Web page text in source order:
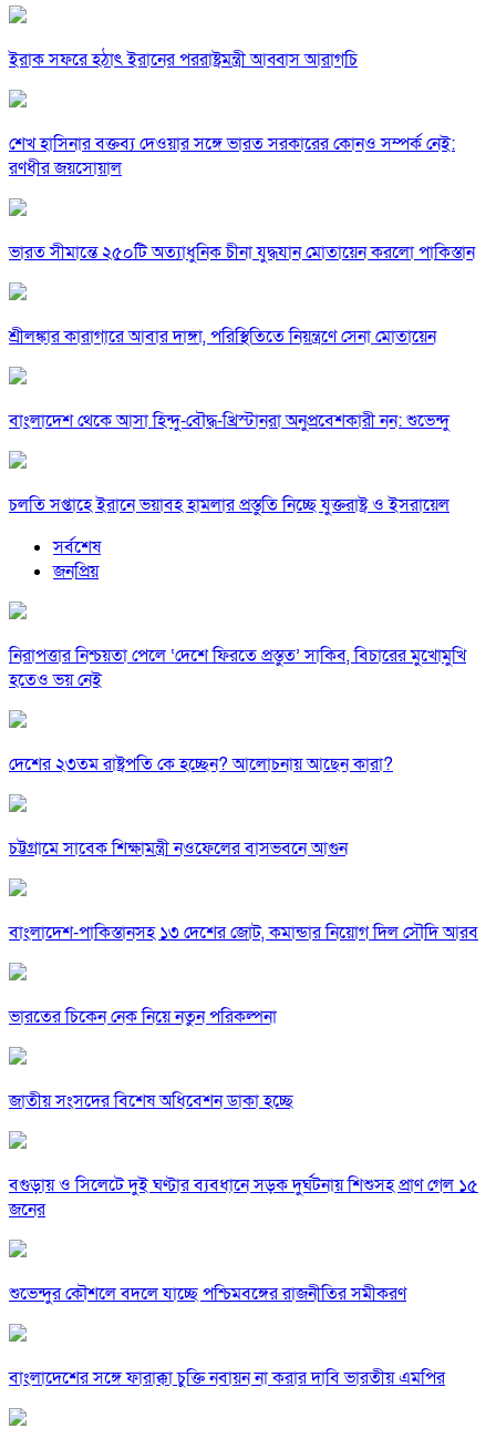
ইরাক সফরে হঠাৎ ইরানের পররাষ্ট্রমন্ত্রী আব্বাস আরাগচি
শেখ হাসিনার বক্তব্য দেওয়ার সঙ্গে ভারত সরকারের কোনও সম্পর্ক নেই:
রণধীর জয়সোয়াল
ভারত সীমান্তে ২৫০টি অত্যাধুনিক চীনা যুদ্ধযান মোতায়েন করলো পাকিস্তান
শ্রীলঙ্কার কারাগারে আবার দাঙ্গা, পরিস্থিতিতে নিয়ন্ত্রণে সেনা মোতায়েন
বাংলাদেশ থেকে আসা হিন্দু-বৌদ্ধ-খ্রিস্টানরা অনুপ্রবেশকারী নন: শুভেন্দু
চলতি সপ্তাহে ইরানে ভয়াবহ হামলার প্রস্তুতি নিচ্ছে যুক্তরাষ্ট্র ও ইসরায়েল
সর্বশেষ
জনপ্রিয়
নিরাপত্তার নিশ্চয়তা পেলে ‘দেশে ফিরতে প্রস্তুত’ সাকিব, বিচারের মুখোমুখি
হতেও ভয় নেই
দেশের ২৩তম রাষ্ট্রপতি কে হচ্ছেন? আলোচনায় আছেন কারা?
চট্টগ্রামে সাবেক শিক্ষামন্ত্রী নওফেলের বাসভবনে আগুন
বাংলাদেশ-পাকিস্তানসহ ১৩ দেশের জোট, কমান্ডার নিয়োগ দিল সৌদি আরব
ভারতের চিকেন নেক নিয়ে নতুন পরিকল্পনা
জাতীয় সংসদের বিশেষ অধিবেশন ডাকা হচ্ছে
বগুড়ায় ও সিলেটে দুই ঘণ্টার ব্যবধানে সড়ক দুর্ঘটনায় শিশুসহ প্রাণ গেল ১৫
জনের
শুভেন্দুর কৌশলে বদলে যাচ্ছে পশ্চিমবঙ্গের রাজনীতির সমীকরণ
বাংলাদেশের সঙ্গে ফারাক্কা চুক্তি নবায়ন না করার দাবি ভারতীয় এমপির